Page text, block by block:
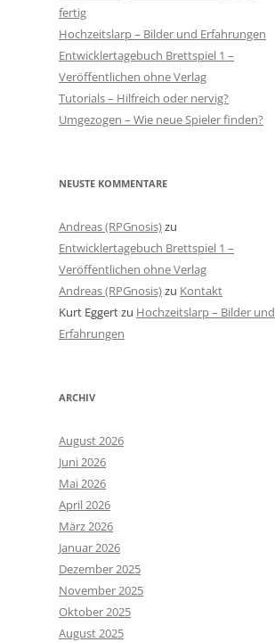
fertig
Hochzeitslarp – Bilder und Erfahrungen
Entwicklertagebuch Brettspiel 1 –
Veröffentlichen ohne Verlag
Tutorials – Hilfreich oder nervig?
Umgezogen – Wie neue Spieler finden?
NEUSTE KOMMENTARE
Andreas (RPGnosis)zu
Entwicklertagebuch Brettspiel 1 –
Veröffentlichen ohne Verlag
Andreas (RPGnosis)zu Kontakt
Kurt Eggertzu Hochzeitslarp – Bilder und
Erfahrungen
ARCHIV
August 2026
Juni 2026
Mai 2026
April 2026
März 2026
Januar 2026
Dezember 2025
November 2025
Oktober 2025
August 2025